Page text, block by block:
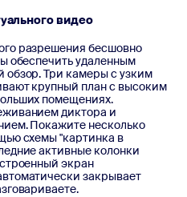
видео
разрешения бесшовно
обеспечить удаленным
обзор. Три камеры с узким
крупный план с высоким
помещениях.
диктора и
Покажите несколько
схемы "картинка в
активные колонки
экран
закрывает